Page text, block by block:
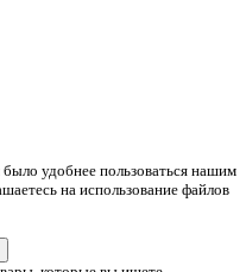
удобнее пользоваться нашим
на использование файлов